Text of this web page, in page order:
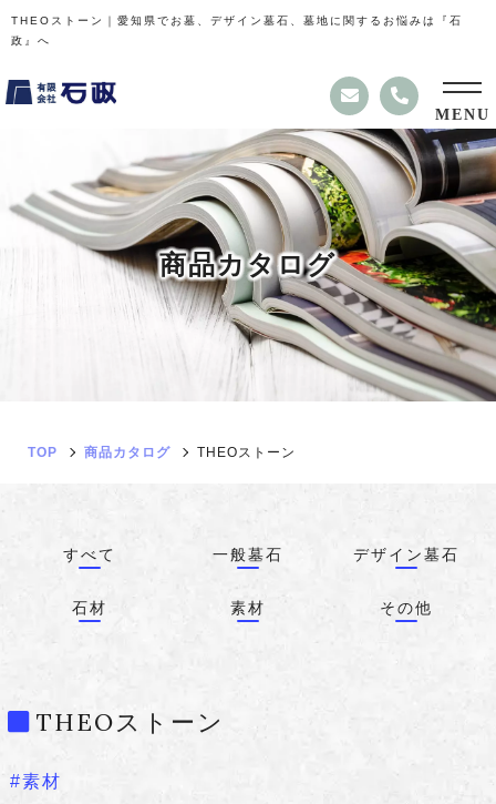
THEOストーン｜愛知県でお墓、デザイン墓石、墓地に関するお悩みは『石
政』へ
MENU
商品カタログ
TOP 商品カタログ THEOストーン
すべて 一般墓石 デザイン墓石
石材 素材 その他
THEOストーン
#素材